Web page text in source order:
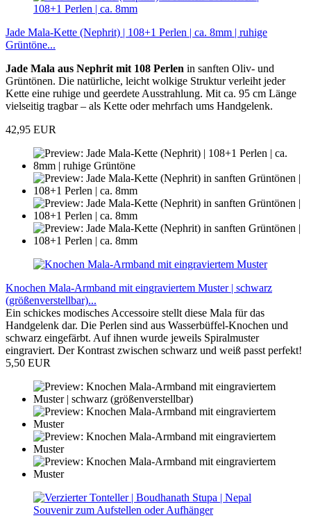
Jade Mala-Kette (Nephrit) | 108+1 Perlen | ca. 8mm | ruhige
Grüntöne...
Jade Mala aus Nephrit mit 108 Perlen in sanften Oliv- und
Grüntönen. Die natürliche, leicht wolkige Struktur verleiht jeder
Kette eine ruhige und geerdete Ausstrahlung. Mit ca. 95 cm Länge
vielseitig tragbar – als Kette oder mehrfach ums Handgelenk.
42,95 EUR
Knochen Mala-Armband mit eingraviertem Muster | schwarz
(größenverstellbar)...
Ein schickes modisches Accessoire stellt diese Mala für das
Handgelenk dar. Die Perlen sind aus Wasserbüffel-Knochen und
schwarz eingefärbt. Auf ihnen wurde jeweils Spiralmuster
eingraviert. Der Kontrast zwischen schwarz und weiß passt perfekt!
5,50 EUR